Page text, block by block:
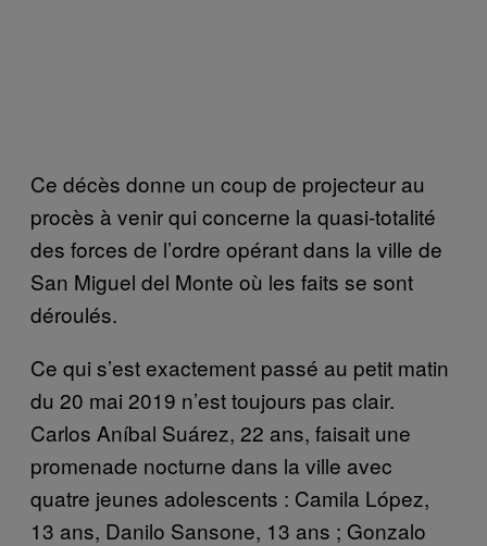
Ce décès donne un coup de projecteur au
procès à venir qui concerne la quasi-totalité
des forces de l’ordre opérant dans la ville de
San Miguel del Monte où les faits se sont
déroulés.
Ce qui s’est exactement passé au petit matin
du 20 mai 2019 n’est toujours pas clair.
Carlos Aníbal Suárez, 22 ans, faisait une
promenade nocturne dans la ville avec
quatre jeunes adolescents : Camila López,
13 ans, Danilo Sansone, 13 ans ; Gonzalo